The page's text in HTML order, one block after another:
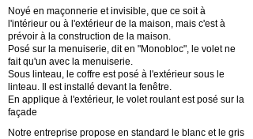
Noyé en maçonnerie et invisible, que ce soit à
l'intérieur ou à l'extérieur de la maison, mais c'est à
prévoir à la construction de la maison.
Posé sur la menuiserie, dit en "Monobloc", le volet ne
fait qu'un avec la menuiserie.
Sous linteau, le coffre est posé à l'extérieur sous le
linteau. Il est installé devant la fenêtre.
En applique à l'extérieur, le volet roulant est posé sur la
façade
Notre entreprise propose en standard le blanc et le gris